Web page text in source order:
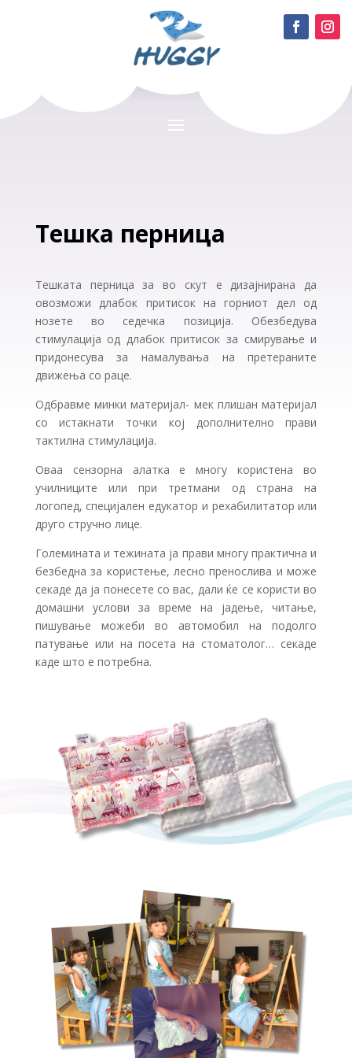
Тешка перница
Тешката перница за во скут е дизајнирана да
овозможи длабок притисок на горниот дел од
нозете во седечка позиција. Обезбедува
стимулација од длабок притисок за смирување и
придонесува за намалувања на претераните
движења со раце.
Одбравме минки материјал- мек плишан материјал
со истакнати точки кој дополнително прави
тактилна стимулација.
Оваа сензорна алатка е многу користена во
училниците или при третмани од страна на
логопед, специјален едукатор и рехабилитатор или
друго стручно лице.
Големината и тежината ја прави многу практична и
безбедна за користење, лесно пренослива и може
секаде да ја понесете со вас, дали ќе се користи во
домашни услови за време на јадење, читање,
пишување можеби во автомобил на подолго
патување или на посета на стоматолог… секаде
каде што е потребна.